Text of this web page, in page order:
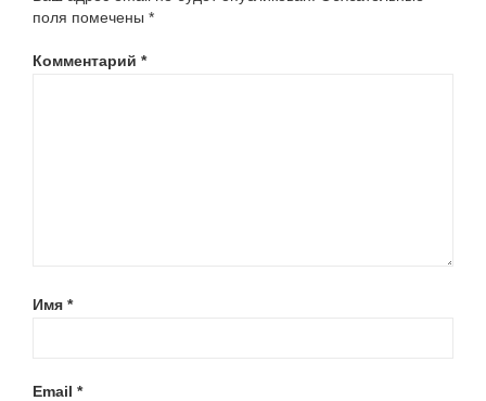
поля помечены *
Комментарий *
Имя *
Email *